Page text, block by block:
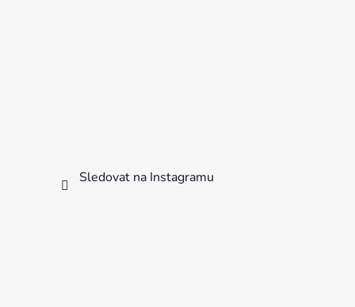
Sledovat na Instagramu